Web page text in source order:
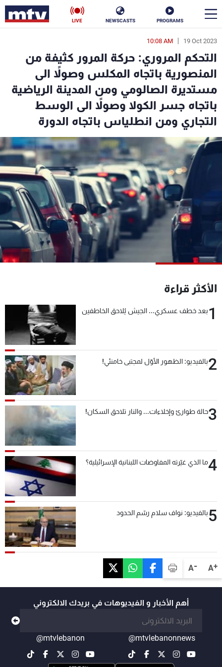
PROGRAMS
NEWSCASTS
LIVE
A+
A-
19 Oct 2023
10:08 AM
التحكم المروري: حركة المرور كثيفة من
المنصورية باتجاه المكلس وصولاً الى
مستديرة الصالومي ومن المدينة الرياضية
باتجاه جسر الكولا وصولاً الى الوسط
التجاري ومن انطلياس باتجاه الدورة
الأكثر قراءة
1بعد خطف عسكري... الجيش يُلاحق الخاطفين
2بالفيديو: الظهور الأوّل لمجتبى خامنئي!
3حالة طوارئ وإخلاءات... والنار تلاحق السكان!
4ما الذي غيّرته المفاوضات اللبنانية الإسرائيلية؟
5بالفيديو: نواف سلام رسّم الحدود
أهم الأخبار و الفيديوهات في بريدك الالكتروني
@mtvlebanonnews
@mtvlebanon
en
الأخبار
سياسة ناس
إقتصاد فن
منوعات رياضة
كأس العالم
البرامج
جدول البرامج
شاهد البرامج
الترددات
الإنـتـاج
سياسة الخصوصية